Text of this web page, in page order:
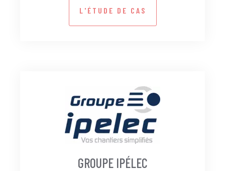
L'ÉTUDE DE CAS
GROUPE IPÉLEC